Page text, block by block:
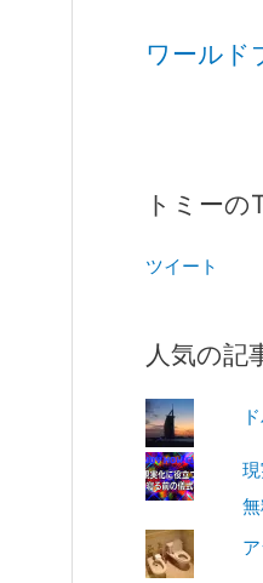
ワールド
トミー
ツイート
人気の記